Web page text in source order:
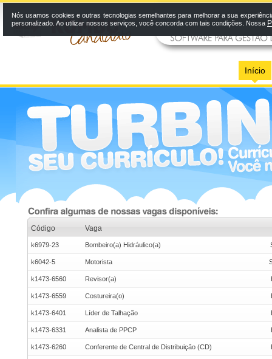
Início
Código Vaga
k6979-23 Bombeiro(a) Hidráulico(a)
k6042-5 Motorista
k1473-6560 Revisor(a)
k1473-6559 Costureira(o)
k1473-6401 Líder de Talhação
k1473-6331 Analista de PPCP
k1473-6260 Conferente de Central de Distribuição (CD)
Nós usamos cookies e outras tecnologias semelhantes para melhorar a sua
personalizado. Ao utilizar nossos serviços, você concorda com tais condições. Nossa